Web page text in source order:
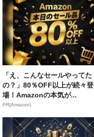
「え、こんなセールやってた
の？」80％OFF以上が続々登
場！Amazonの本気が...
PR(Amazon)